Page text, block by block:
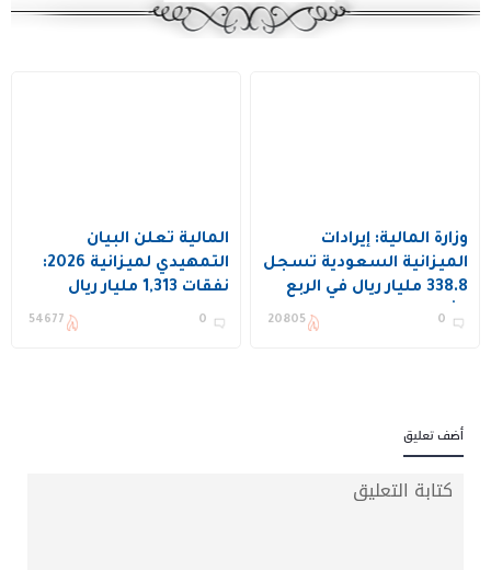
وزارة المالية: إيرادات
الميزانية السعودية تسجل
338.8 مليار ريال في الربع
الثاني من 2026
0
20805
المالية تعلن البيان
التمهيدي لميزانية 2026:
نفقات 1,313 مليار ريال
وإيرادات 1,147 مليار وعجز
0
54677
أضف تعليق